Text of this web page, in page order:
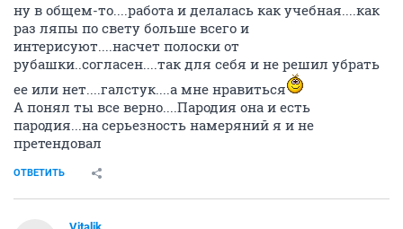
ну в общем-то....работа и делалась как учебная....как
раз ляпы по свету больше всего и
интерисуют....насчет полоски от
рубашки..согласен....так для себя и не решил убрать
ее или нет....галстук....а мне нравиться
А понял ты все верно....Пародия она и есть
пародия...на серьезность намеряний я и не
претендовал
ОТВЕТИТЬ